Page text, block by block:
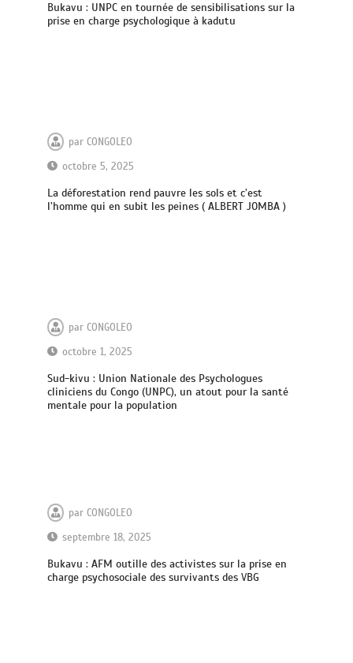
Bukavu : UNPC en tournée de sensibilisations sur la
prise en charge psychologique à kadutu
parCONGOLEO
octobre 5, 2025
La déforestation rend pauvre les sols et c’est
l’homme qui en subit les peines ( ALBERT JOMBA )
parCONGOLEO
octobre 1, 2025
Sud-kivu : Union Nationale des Psychologues
cliniciens du Congo (UNPC), un atout pour la santé
mentale pour la population
parCONGOLEO
septembre 18, 2025
Bukavu : AFM outille des activistes sur la prise en
charge psychosociale des survivants des VBG